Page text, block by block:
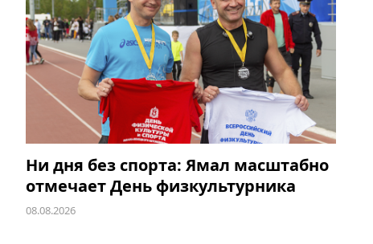
Ни дня без спорта: Ямал масштабно
отмечает День физкультурника
08.08.2026